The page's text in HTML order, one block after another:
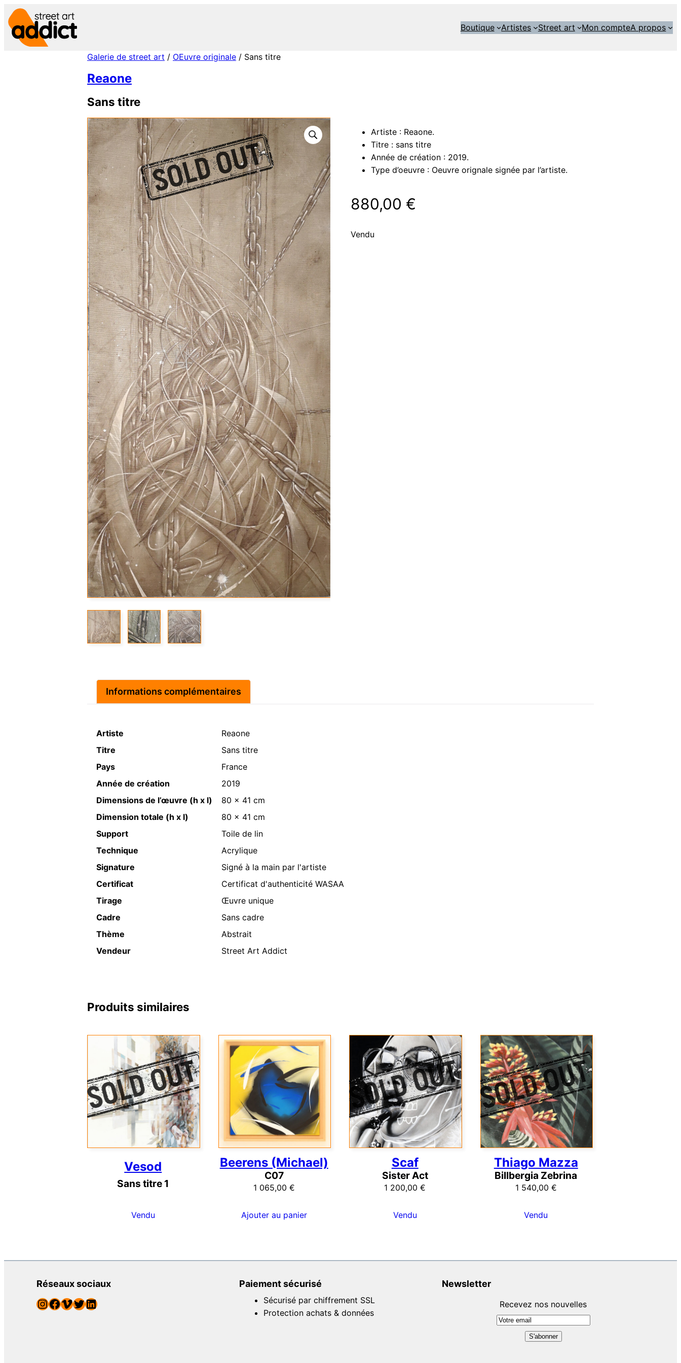
Aller
au
contenu
Boutique Artistes Street art Mon compteA propos
Galerie de street art / OEuvre originale / Sans titre
Reaone
Sans titre
Artiste : Reaone.
Titre : sans titre
Année de création : 2019.
Type d’oeuvre : Oeuvre orignale signée par l’artiste.
880,00 €
Vendu
Informations complémentaires
Artiste
Reaone
Titre
Sans titre
Pays
France
Année de création
2019
Dimensions de l’œuvre (h x l)
80 x 41 cm
Dimension totale (h x l)
80 x 41 cm
Support
Toile de lin
Technique
Acrylique
Signature
Signé à la main par l'artiste
Certificat
Certificat d'authenticité WASAA
Tirage
Œuvre unique
Cadre
Sans cadre
Thème
Abstrait
Vendeur
Street Art Addict
Produits similaires
Vesod
Sans titre 1
Vendu
Beerens (Michael)
C07
1 065,00 €
Ajouter au panier
Scaf
Sister Act
1 200,00€
Vendu
Thiago Mazza
Billbergia Zebrina
1 540,00 €
Vendu
Réseaux sociaux
InstagramFacebook Vimeo Twitter LinkedIn
Paiement sécurisé
Sécurisé par chiffrement SSL
Protection achats & données
Newsletter
Recevez nos nouvelles